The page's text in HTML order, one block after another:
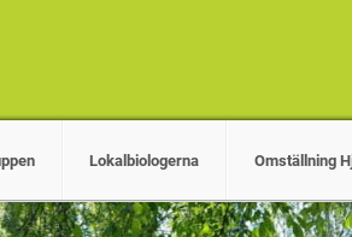
Lokalbiologerna Omställning